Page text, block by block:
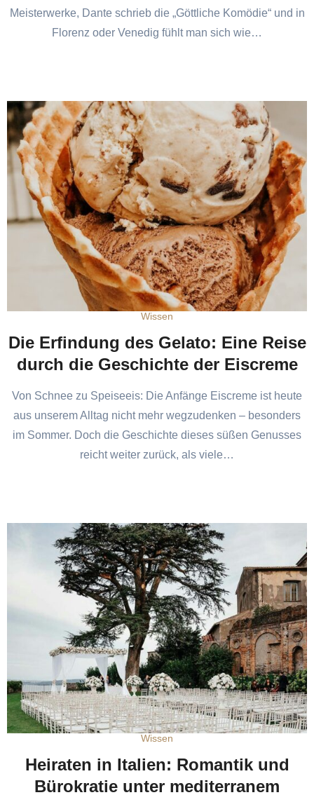
Meisterwerke, Dante schrieb die „Göttliche Komödie“ und in
Florenz oder Venedig fühlt man sich wie…
Wissen
Die Erfindung des Gelato: Eine Reise
durch die Geschichte der Eiscreme
Von Schnee zu Speiseeis: Die Anfänge Eiscreme ist heute
aus unserem Alltag nicht mehr wegzudenken – besonders
im Sommer. Doch die Geschichte dieses süßen Genusses
reicht weiter zurück, als viele…
Wissen
Heiraten in Italien: Romantik und
Bürokratie unter mediterranem